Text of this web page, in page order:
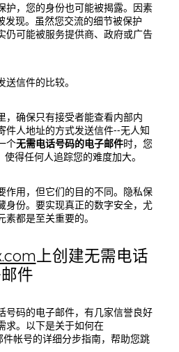
护，您的身份也可能被揭露。因素
发现。虽然您交流的细节被保护
仍可能被服务提供商、政府或广告
信件的比较。
，确保只有接受者能查看内部内
件人地址的方式发送信件--无人知
个无需电话号码的电子邮件时，您
得任何人追踪您的难度加大。
作用，但它们的目的不同。隐私保
身份。要实现真正的数字安全，尤
都是至关重要的。
上创建无需电话
件
号码的电子邮件，有几家信誉良好
求。以下是关于如何在
件帐号的详细分步指南，帮助您跳